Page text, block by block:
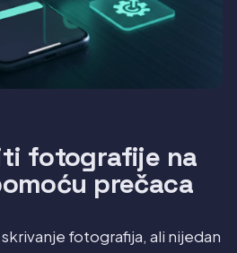
fotografije na
prečaca
fotografija, ali nijedan